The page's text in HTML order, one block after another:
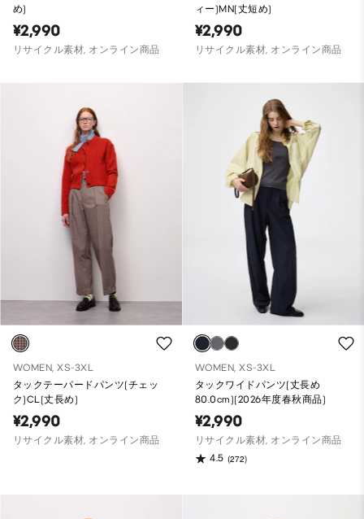
め)
¥2,990
リサイクル素材, オンライン商品
ィー)MN(丈短め)
¥2,990
リサイクル素材, オンライン商品
WOMEN, XS-3XL
タックテーパードパンツ(チェッ
ク)CL(丈長め)
¥2,990
リサイクル素材, オンライン商品
WOMEN, XS-3XL
タックワイドパンツ(丈長め
80.0cm)(2026年度春秋商品)
¥2,990
リサイクル素材, オンライン商品
4.5 (272)